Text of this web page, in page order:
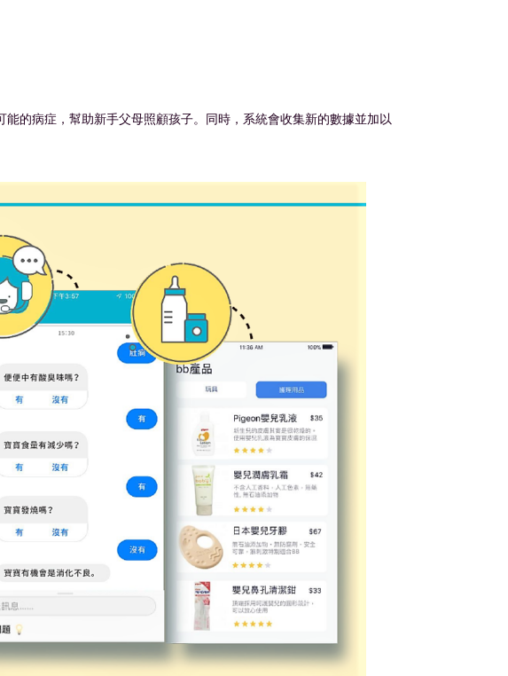
的病症，幫助新手父母照顧孩子。同時，系統會收集新的數據並加以